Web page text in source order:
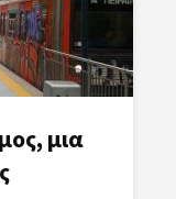
μια